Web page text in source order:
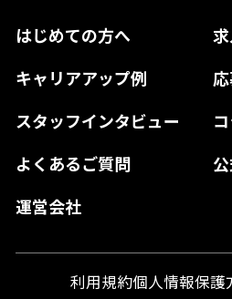
はじめての方へ
キャリアアップ例
スタッフインタビュー
よくあるご質問
運営会社
奈良県
和歌山県
島根県
山口県
高知県
徳島県
熊本県
宮崎県
鹿児島県
利用規約個人情報保護